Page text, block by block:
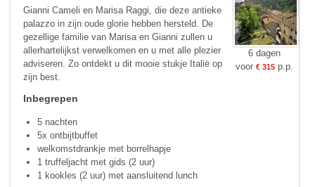
Gianni Cameli en Marisa Raggi, die deze antieke
palazzo in zijn oude glorie hebben hersteld. De
gezellige familie van Marisa en Gianni zullen u
allerhartelijkst verwelkomen en u met alle plezier
adviseren. Zo ontdekt u dit mooie stukje Italië op
zijn best.
Inbegrepen
5 nachten
5x ontbijtbuffet
welkomstdrankje met borrelhapje
1 truffeljacht met gids (2 uur)
1 kookles (2 uur) met aansluitend lunch
6 dagen
voor € 315p.p.